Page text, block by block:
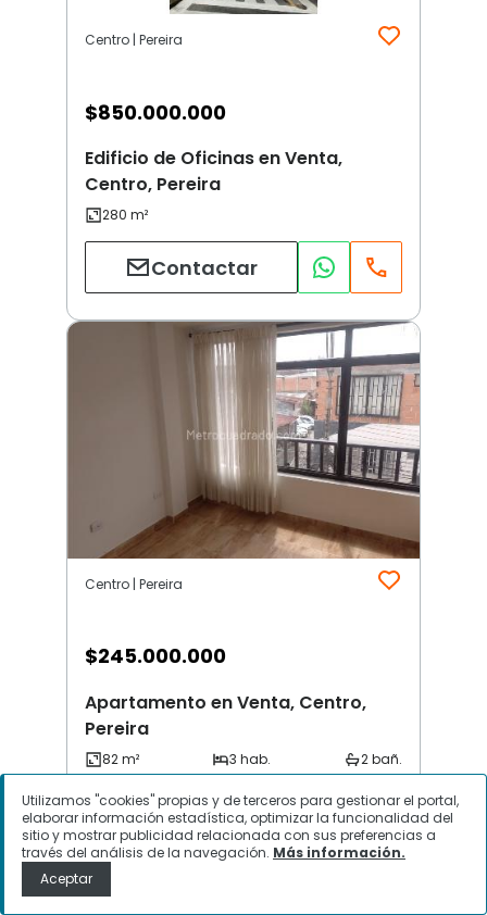
Centro | Pereira
$850.000.000
Edificio de Oficinas en Venta,
Centro, Pereira
Contactar
Centro | Pereira
$245.000.000
Apartamento en Venta, Centro,
Pereira
Contactar
Utilizamos "cookies" propias y de terceros para gestionar el portal,
elaborar información estadística, optimizar la funcionalidad del
sitio y mostrar publicidad relacionada con sus preferencias a
través del análisis de la navegación. Más información.
Aceptar